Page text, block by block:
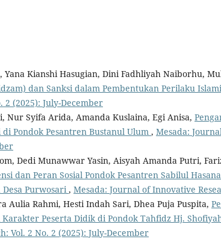
Yana Kianshi Hasugian, Dini Fadhliyah Naiborhu,
dan Sanksi dalam Pembentukan Perilaku
2 (2025): July-December
Nur Syifa Arida, Amanda Kuslaina, Egi Anisa,
Pondok Pesantren Bustanul Ulum , Mesada:
Dedi Munawwar Yasin, Aisyah Amanda Putri,
dan Peran Sosial Pondok Pesantren Sabilul
Purwosari , Mesada: Journal of Innovative
Aulia Rahmi, Hesti Indah Sari, Dhea Puja Puspita,
Peserta Didik di Pondok Tahfidz Hj.
Vol. 2 No. 2 (2025): July-December